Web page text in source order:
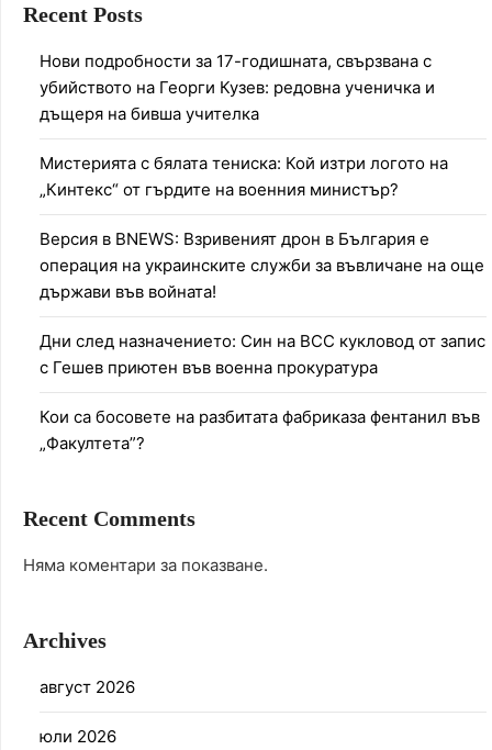
Recent Posts
Нови подробности за 17-годишната, свързвана с
убийството на Георги Кузев: редовна ученичка и
дъщеря на бивша учителка
Мистерията с бялата тениска: Кой изтри логото на
„Кинтекс“ от гърдите на военния министър?
Версия в BNEWS: Взривеният дрон в България е
операция на украинските служби за въвличане на още
държави във войната!
Дни след назначението: Син на ВСС кукловод от запис
с Гешев приютен във военна прокуратура
Кои са босовете на разбитата фабриказа фентанил във
„Факултета”?
Recent Comments
Няма коментари за показване.
Archives
август 2026
юли 2026